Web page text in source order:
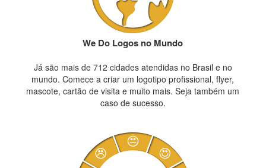
We Do Logos no Mundo
Já são mais de 712 cidades atendidas no Brasil e no
mundo. Comece a criar um logotipo profissional, flyer,
mascote, cartão de visita e muito mais. Seja também um
caso de sucesso.